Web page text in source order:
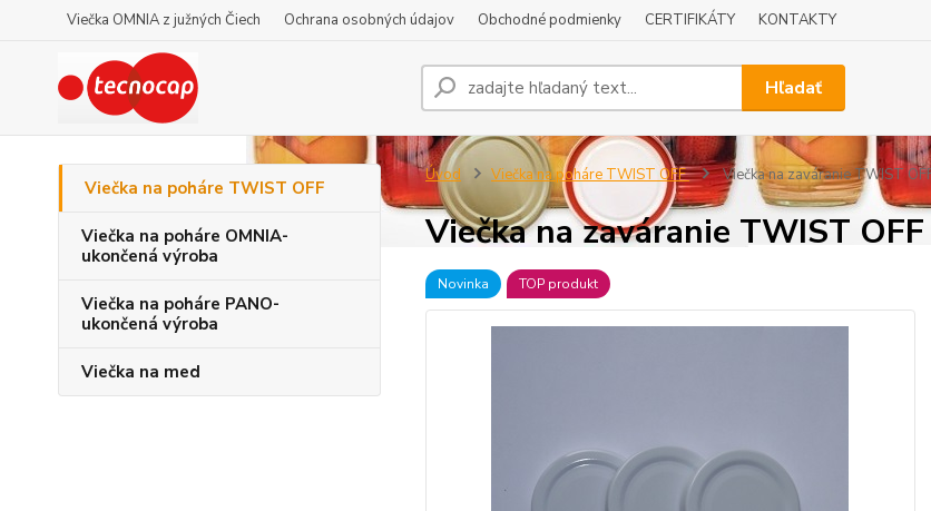
Viečka OMNIA z južných Čiech Ochrana osobných údajov Obchodné podmienky CERTIFIKÁTY KONTAKTY
Hľadať
Viečka na poháre TWIST OFF
Viečka na poháre OMNIA-
ukončená výroba
Viečka na poháre PANO-
ukončená výroba
Viečka na med
Úvod Viečka na poháre TWIST OFF Viečka na zaváranie TWIST
Viečka na zaváranie TWIST
Novinka TOP produkt